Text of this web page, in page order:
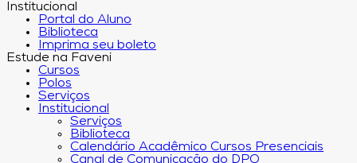
Institucional
Portal do Aluno
Biblioteca
Imprima seu boleto
Estude na Faveni
Cursos
Polos
Serviços
Institucional
Serviços
Biblioteca
Calendário Acadêmico Cursos Presenciais
Canal de Comunicação do DPO